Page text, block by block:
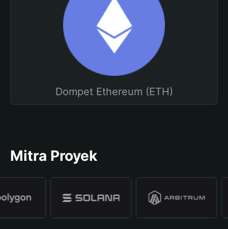
Dompet Ethereum (ETH)
Mitra Proyek